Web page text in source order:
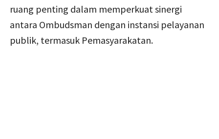
ruang penting dalam memperkuat sinergi
antara Ombudsman dengan instansi pelayanan
publik, termasuk Pemasyarakatan.